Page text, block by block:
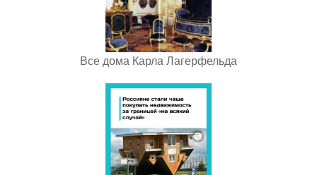
Все дома Карла Лагерфельда